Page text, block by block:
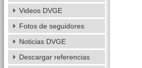
Videos DVGE
Fotos de seguidores
Noticias DVGE
Descargar referencias